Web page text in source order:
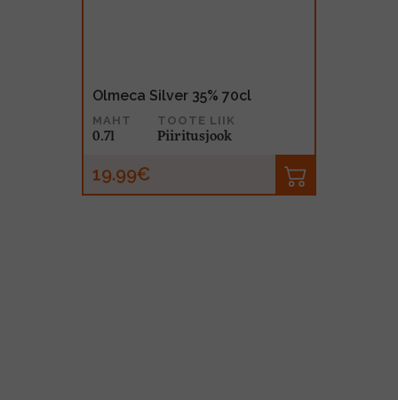
Olmeca Silver 35% 70cl
MAHT
0.7l
TOOTE LIIK
Piiritusjook
19.99€